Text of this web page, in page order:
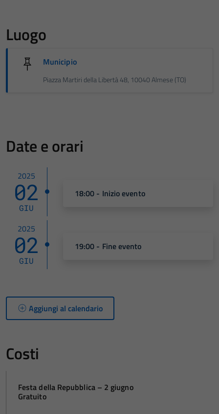
Luogo
Municipio
Piazza Martiri della Libertà 48, 10040 Almese (TO)
Date e orari
2025
02
GIU
18:00 - Inizio evento
2025
02
GIU
19:00 - Fine evento
Aggiungi al calendario
Costi
Festa della Repubblica – 2 giugno
Gratuito